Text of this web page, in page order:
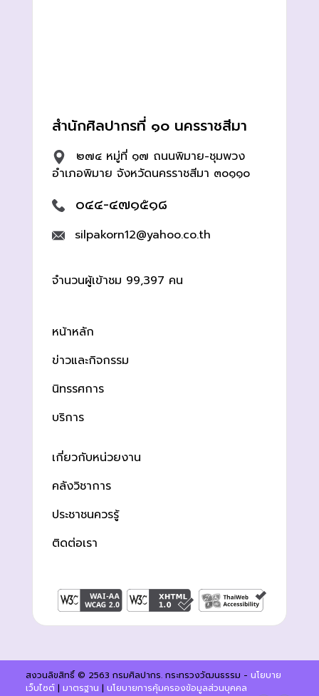
สำนักศิลปากรที่ ๑๐ นครราชสีมา
๒๗๔ หมู่ที่ ๑๗ ถนนพิมาย-ชุมพวง
อำเภอพิมาย จังหวัดนครราชสีมา ๓๐๑๑๐
๐๔๔-๔๗๑๕๑๘
silpakorn12@yahoo.co.th
จำนวนผู้เข้าชม 99,397 คน
หน้าหลัก
ข่าวและกิจกรรม
นิทรรศการ
บริการ
เกี่ยวกับหน่วยงาน
คลังวิชาการ
ประชาชนควรรู้
ติดต่อเรา
สงวนลิขสิทธิ์ © 2563 กรมศิลปากร. กระทรวงวัฒนธรรม - นโยบาย
เว็บไซต์| มาตรฐาน | นโยบายการคุ้มครองข้อมูลส่วนบุคคล